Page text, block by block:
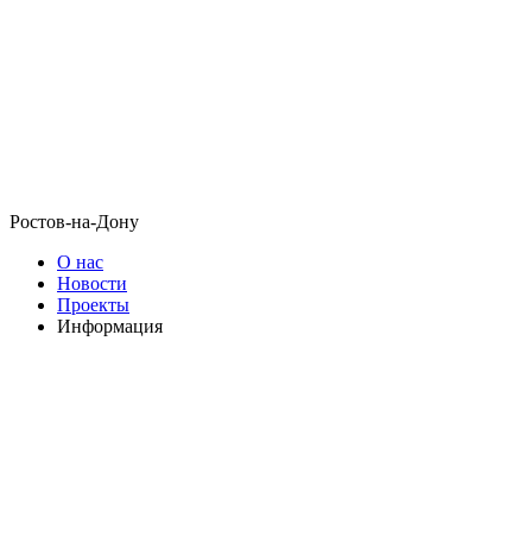
Ростов-на-Дону
О нас
Новости
Проекты
Информация